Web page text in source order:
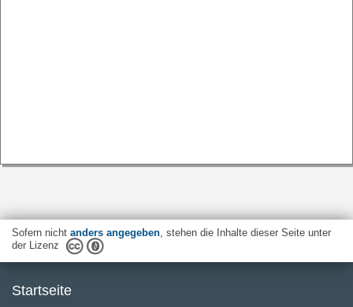
Sofern nicht anders angegeben, stehen die Inhalte dieser Seite unter
der Lizenz
Startseite